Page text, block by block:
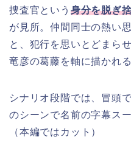
捜査官という 身分を脱ぎ
が見所。仲間同士の熱い
と、犯行を思いとどまら
竜彦の葛藤を軸に描かれる
シナリオ段階では、冒頭
のシーンで名前の字幕ス
（本編ではカット）